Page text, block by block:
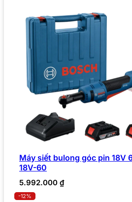
Máy siết bulong góc pin 18V
18V-60
5.992.000 ₫
-12%